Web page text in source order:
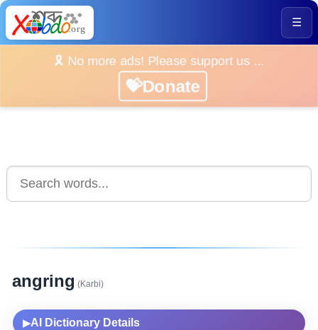
☰
🎗️ No more ads! Please support us ...
💝Donate
angring (Karbi)
▶AI Dictionary Details